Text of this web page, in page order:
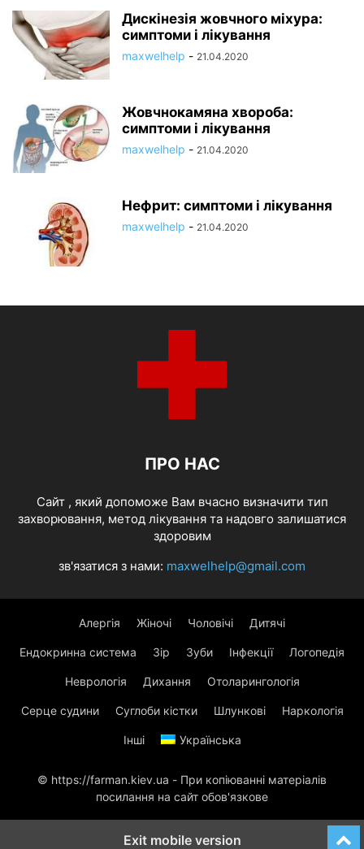
Дискінезія жовчного міхура:
симптоми і лікування
maxwelhelp - 21.04.2020
Жовчнокамяна хвороба:
симптоми і лікування
maxwelhelp - 21.04.2020
Нефрит: симптоми і лікування
maxwelhelp - 21.04.2020
ПРО НАС
Cайт , який допоможе Вам вчасно визначити тип
захворювання, метод лікування та надовго залишатися
здоровим
зв'язатися з нами: maxwelhelp@gmail.com
Алергія Жіночі Чоловічі Дитячі
Ендокринна система Зір Зуби Інфекції Логопедія
Неврологія Дихання Отоларингологія
Серце судини Суглоби кістки Шлункові Наркологія
Інші Українська
© https://farman.kiev.ua - При копіюванні матеріалів
посилання на сайт обов'язкове
Exit mobile version